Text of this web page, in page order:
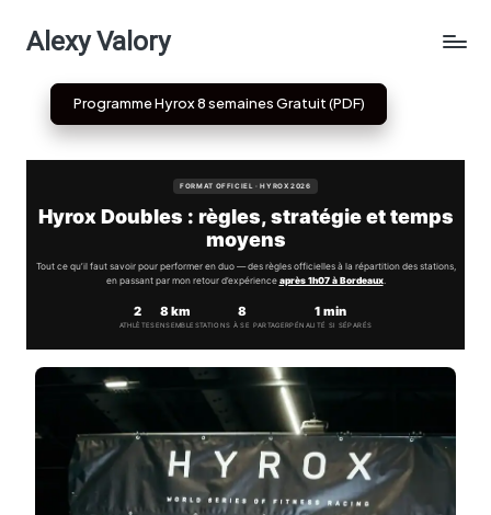
Skip
content
Alexy Valory
Programme Hyrox 8 semaines Gratuit (PDF)
FORMAT OFFICIEL · HYROX 2026
Hyrox Doubles : règles, stratégie et temps
moyens
Tout ce qu’il faut savoir pour performer en duo — des règles officielles à la répartition des stations,
en passant par mon retour d’expérience après 1h07 à Bordeaux.
2
ATHLÈTES
8 km
ENSEMBLE
8
STATIONS À SE PARTAGER
1 min
PÉNALITÉ SI SÉPARÉS